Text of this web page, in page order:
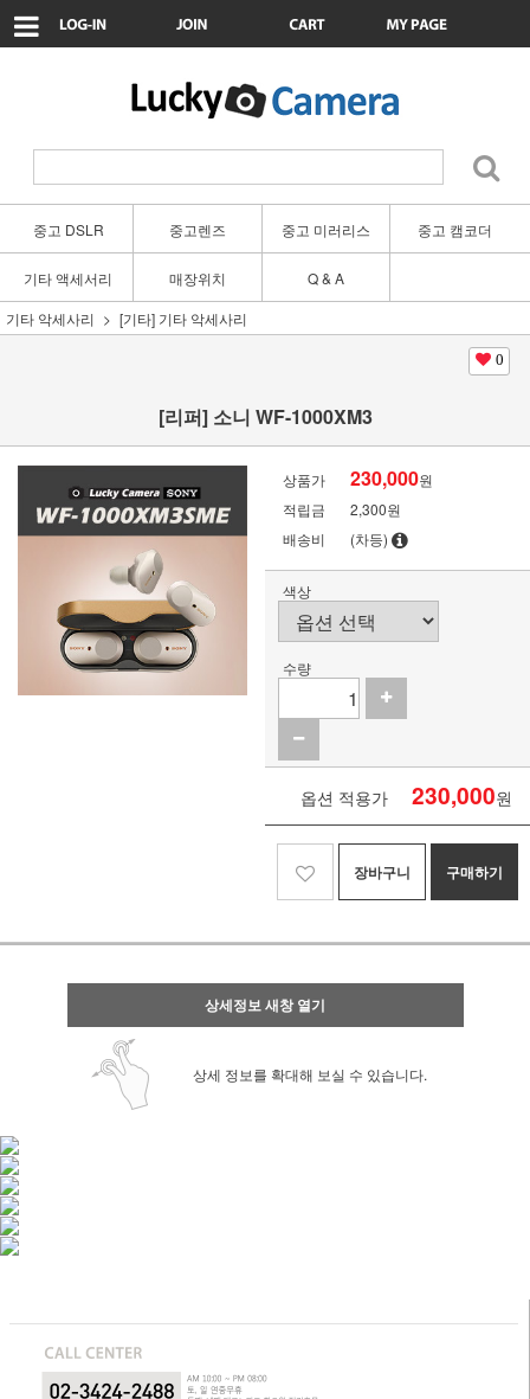
중고 DSLR 중고렌즈 중고 미러리스 중고 캠코더
기타 액세서리 매장위치
Q & A
기타 악세사리
[기타] 기타 악세사리
0
[리퍼] 소니 WF-1000XM3
상품가 230,000원
적립금
2,300원
배송비
(차등)
색상
수량
옵션 적용가 230,000원
장바구니 구매하기
상세정보 새창 열기
상세 정보를 확대해 보실 수 있습니다.